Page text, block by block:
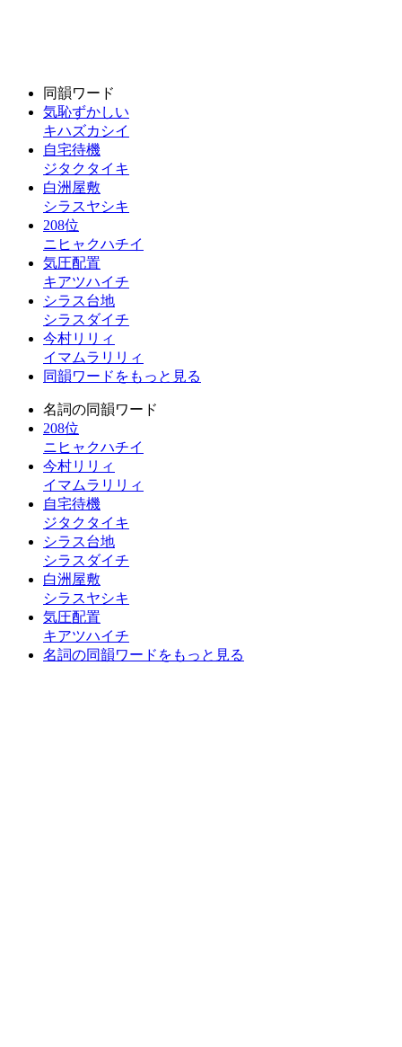
同韻ワード
気恥ずかしい
キハズカシイ
自宅待機
ジタクタイキ
白洲屋敷
シラスヤシキ
208位
ニヒャクハチイ
気圧配置
キアツハイチ
シラス台地
シラスダイチ
今村リリィ
イマムラリリィ
同韻ワードをもっと見る
名詞の同韻ワード
208位
ニヒャクハチイ
今村リリィ
イマムラリリィ
自宅待機
ジタクタイキ
シラス台地
シラスダイチ
白洲屋敷
シラスヤシキ
気圧配置
キアツハイチ
名詞の同韻ワードをもっと見る